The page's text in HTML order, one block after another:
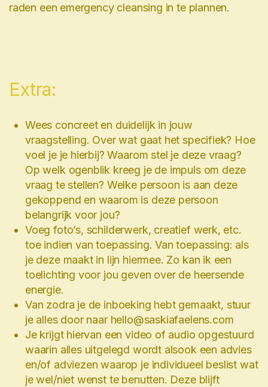
raden een emergency cleansing in te plannen.
Extra:
Wees concreet en duidelijk in jouw
vraagstelling. Over wat gaat het specifiek? Hoe
voel je je hierbij? Waarom stel je deze vraag?
Op welk ogenblik kreeg je de impuls om deze
vraag te stellen? Welke persoon is aan deze
gekoppend en waarom is deze persoon
belangrijk voor jou?
Voeg foto’s, schilderwerk, creatief werk, etc.
toe indien van toepassing. Van toepassing: als
je deze maakt in lijn hiermee. Zo kan ik een
toelichting voor jou geven over de heersende
energie.
Van zodra je de inboeking hebt gemaakt, stuur
je alles door naar hello@saskiafaelens.com
Je krijgt hiervan een video of audio opgestuurd
waarin alles uitgelegd wordt alsook een advies
en/of adviezen waarop je individueel beslist wat
je wel/niet wenst te benutten. Deze blijft